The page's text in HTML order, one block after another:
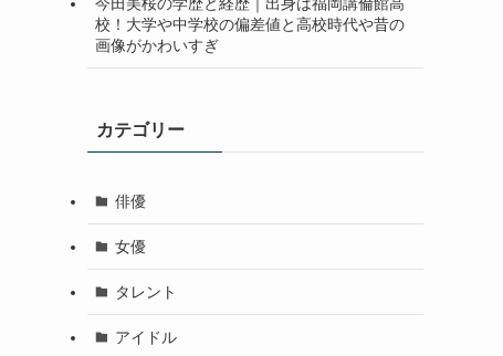
校！大学や中学校の偏差値と高校時代や昔の
画像がかわいすぎ
カテゴリー
俳優
女優
タレント
アイドル